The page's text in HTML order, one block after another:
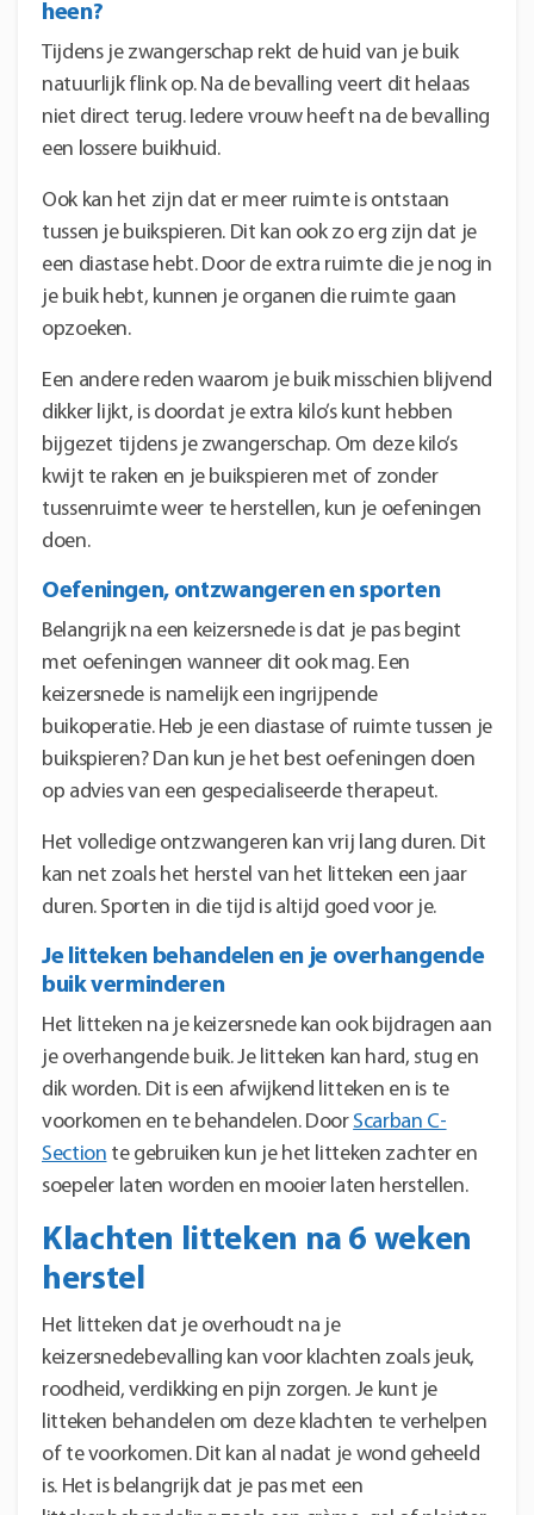
heen?
Tijdens je zwangerschap rekt de huid van je buik
natuurlijk flink op. Na de bevalling veert dit helaas
niet direct terug. Iedere vrouw heeft na de bevalling
een lossere buikhuid.
Ook kan het zijn dat er meer ruimte is ontstaan
tussen je buikspieren. Dit kan ook zo erg zijn dat je
een diastase hebt. Door de extra ruimte die je nog in
je buik hebt, kunnen je organen die ruimte gaan
opzoeken.
Een andere reden waarom je buik misschien blijvend
dikker lijkt, is doordat je extra kilo’s kunt hebben
bijgezet tijdens je zwangerschap. Om deze kilo’s
kwijt te raken en je buikspieren met of zonder
tussenruimte weer te herstellen, kun je oefeningen
doen.
Oefeningen, ontzwangeren en sporten
Belangrijk na een keizersnede is dat je pas begint
met oefeningen wanneer dit ook mag. Een
keizersnede is namelijk een ingrijpende
buikoperatie. Heb je een diastase of ruimte tussen je
buikspieren? Dan kun je het best oefeningen doen
op advies van een gespecialiseerde therapeut.
Het volledige ontzwangeren kan vrij lang duren. Dit
kan net zoals het herstel van het litteken een jaar
duren. Sporten in die tijd is altijd goed voor je.
Je litteken behandelen en je overhangende
buik verminderen
Het litteken na je keizersnede kan ook bijdragen aan
je overhangende buik. Je litteken kan hard, stug en
dik worden. Dit is een afwijkend litteken en is te
voorkomen en te behandelen. Door Scarban C-
Section te gebruiken kun je het litteken zachter en
soepeler laten worden en mooier laten herstellen.
Klachten litteken na 6 weken
herstel
Het litteken dat je overhoudt na je
keizersnedebevalling kan voor klachten zoals jeuk,
roodheid, verdikking en pijn zorgen. Je kunt je
litteken behandelen om deze klachten te verhelpen
of te voorkomen. Dit kan al nadat je wond geheeld
is. Het is belangrijk dat je pas met een